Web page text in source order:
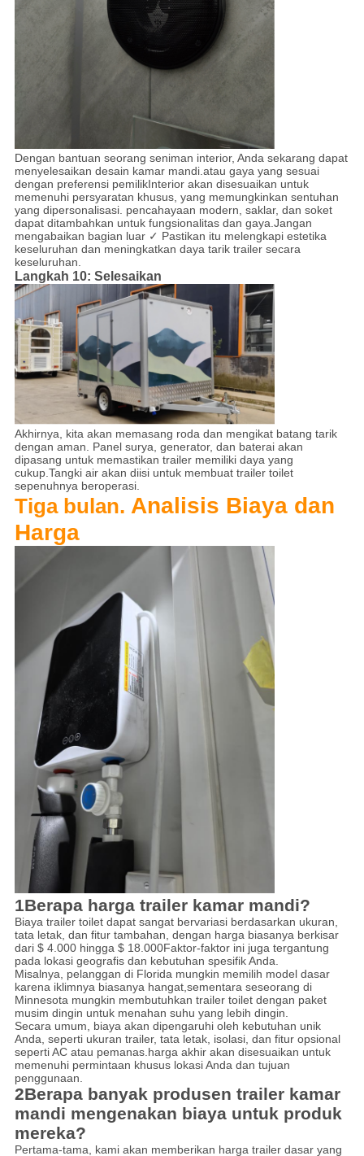
Dengan bantuan seorang seniman interior, Anda sekarang dapat
menyelesaikan desain kamar mandi.atau gaya yang sesuai
dengan preferensi pemilikInterior akan disesuaikan untuk
memenuhi persyaratan khusus, yang memungkinkan sentuhan
yang dipersonalisasi. pencahayaan modern, saklar, dan soket
dapat ditambahkan untuk fungsionalitas dan gaya.Jangan
mengabaikan bagian luar ✓ Pastikan itu melengkapi estetika
keseluruhan dan meningkatkan daya tarik trailer secara
keseluruhan.
Langkah 10: Selesaikan
Akhirnya, kita akan memasang roda dan mengikat batang tarik
dengan aman. Panel surya, generator, dan baterai akan
dipasang untuk memastikan trailer memiliki daya yang
cukup.Tangki air akan diisi untuk membuat trailer toilet
sepenuhnya beroperasi.
Tiga bulan. Analisis Biaya dan
Harga
1Berapa harga trailer kamar mandi?
Biaya trailer toilet dapat sangat bervariasi berdasarkan ukuran,
tata letak, dan fitur tambahan, dengan harga biasanya berkisar
dari $ 4.000 hingga $ 18.000Faktor-faktor ini juga tergantung
pada lokasi geografis dan kebutuhan spesifik Anda.
Misalnya, pelanggan di Florida mungkin memilih model dasar
karena iklimnya biasanya hangat,sementara seseorang di
Minnesota mungkin membutuhkan trailer toilet dengan paket
musim dingin untuk menahan suhu yang lebih dingin.
Secara umum, biaya akan dipengaruhi oleh kebutuhan unik
Anda, seperti ukuran trailer, tata letak, isolasi, dan fitur opsional
seperti AC atau pemanas.harga akhir akan disesuaikan untuk
memenuhi permintaan khusus lokasi Anda dan tujuan
penggunaan.
2Berapa banyak produsen trailer kamar
mandi mengenakan biaya untuk produk
mereka?
Pertama-tama, kami akan memberikan harga trailer dasar yang